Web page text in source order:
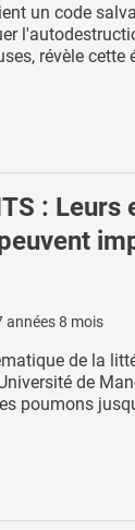
un code
révèle cette
: Leurs
années 8 mois
de la
de
poumons